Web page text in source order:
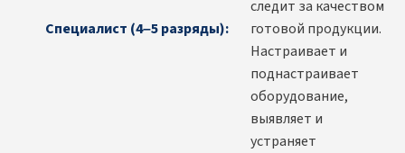
Специалист (4–5 разряды):
следит за качеством
готовой продукции.
Настраивает и
поднастраивает
оборудование,
выявляет и
устраняет